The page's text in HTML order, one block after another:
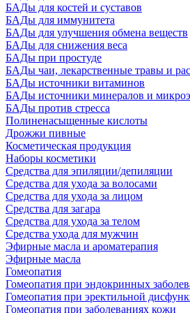
БАДы для костей и суставов
БАДы для иммунитета
БАДы для улучшения обмена веществ
БАДы для снижения веса
БАДы при простуде
БАДы чаи, лекарственные травы и
БАДы источники витаминов
БАДы источники минералов и
БАДы против стресса
Полиненасыщенные кислоты
Дрожжи пивные
Косметическая продукция
Наборы косметики
Средства для эпиляции/депиляции
Средства для ухода за волосами
Средства для ухода за лицом
Средства для загара
Средства для ухода за телом
Средства ухода для мужчин
Эфирные масла и ароматерапия
Эфирные масла
Гомеопатия
Гомеопатия при эндокринных
Гомеопатия при эректильной
Гомеопатия при заболеваниях кожи